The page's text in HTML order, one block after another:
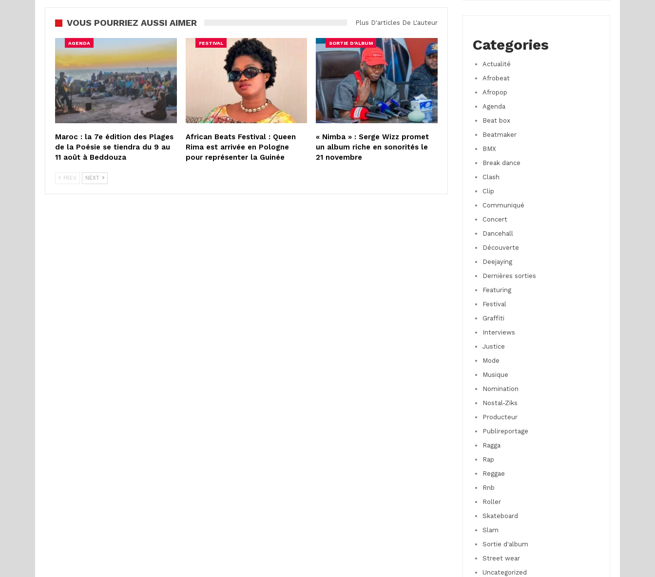
VOUS POURRIEZ AUSSI AIMER Plus D'articles De L'auteur
AGENDA
Maroc : la 7e édition des Plages
de la Poésie se tiendra du 9 au
11 août à Beddouza
FESTIVAL
African Beats Festival : Queen
Rima est arrivée en Pologne
pour représenter la Guinée
SORTIE D'ALBUM
« Nimba » : Serge Wizz promet
un album riche en sonorités le
21 novembre
PREV NEXT
Categories
Actualité
Afrobeat
Afropop
Agenda
Beat box
Beatmaker
BMX
Break dance
Clash
Clip
Communiqué
Concert
Dancehall
Découverte
Deejaying
Dernières sorties
Featuring
Festival
Graffiti
Interviews
Justice
Mode
Musique
Nomination
Nostal-Ziks
Producteur
Publireportage
Ragga
Rap
Reggae
Rnb
Roller
Skateboard
Slam
Sortie d'album
Street wear
Uncategorized